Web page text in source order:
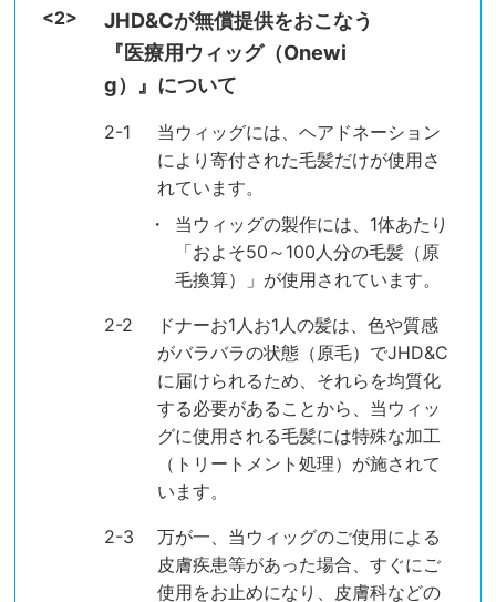
JHD&Cが無償提供をおこなう
『医療用ウィッグ（Onewi
g）』について
当ウィッグには、ヘアドネーション
により寄付された毛髪だけが使用さ
れています。
当ウィッグの製作には、1体あたり
「およそ50～100人分の毛髪（原
毛換算）」が使用されています。
ドナーお1人お1人の髪は、色や質感
がバラバラの状態（原毛）でJHD&C
に届けられるため、それらを均質化
する必要があることから、当ウィッ
グに使用される毛髪には特殊な加工
（トリートメント処理）が施されて
います。
万が一、当ウィッグのご使用による
皮膚疾患等があった場合、すぐにご
使用をお止めになり、皮膚科などの